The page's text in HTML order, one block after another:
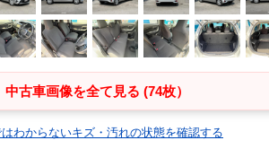
中古車画像を全て見る (74枚）
わからないキズ・汚れの状態を確認する